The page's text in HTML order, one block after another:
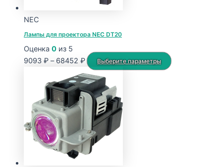
NEC
Лампы для проектора NEC DT20
Оценка 0 из 5
9093 ₽ – 68452 ₽Диапазон
цен:
9093 ₽
–
68452 ₽
Выберите параметры
Этот